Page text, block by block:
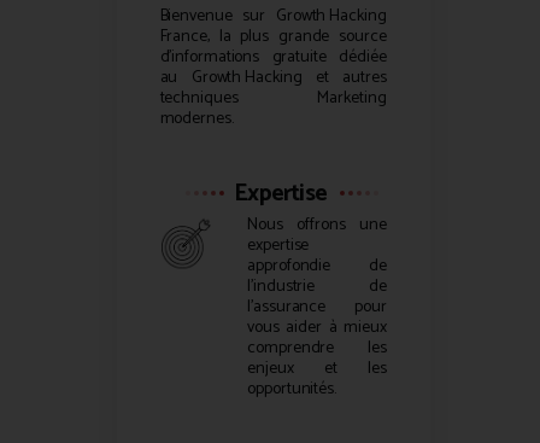
Bienvenue sur Growth Hacking
France, la plus grande source
d’informations gratuite dédiée
au Growth Hacking et autres
techniques Marketing
modernes.
Expertise
Nous offrons une
expertise
approfondie de
l’industrie de
l’assurance pour
vous aider à mieux
comprendre les
enjeux et les
opportunités.